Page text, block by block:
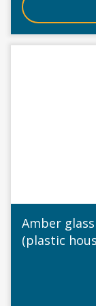
Amber
(plastic